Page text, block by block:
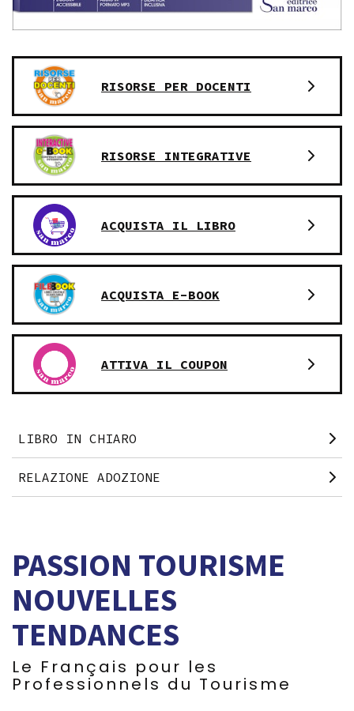
RISORSE PER DOCENTI
RISORSE INTEGRATIVE
ACQUISTA IL LIBRO
ACQUISTA E-BOOK
ATTIVA IL COUPON
LIBRO IN CHIARO
RELAZIONE ADOZIONE
PASSION TOURISME
NOUVELLES
TENDANCES
Le Français pour les
Professionnels du Tourisme